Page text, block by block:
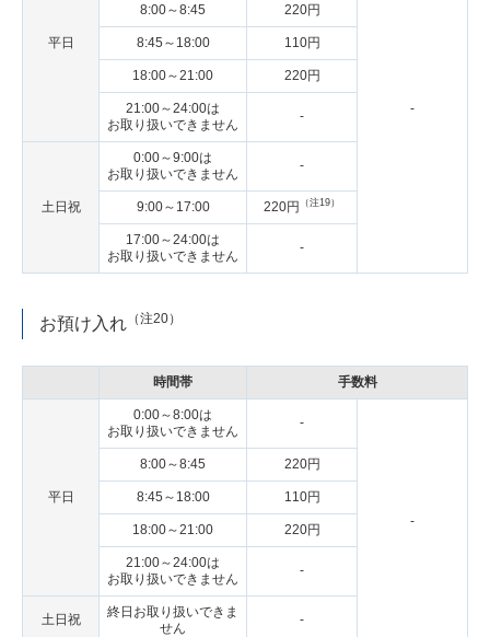
平日
-
8:00～8:45 220円
8:45～18:00 110円
18:00～21:00 220円
21:00～24:00は
お取り扱いできません
-
土日祝
0:00～9:00は
お取り扱いできません
-
9:00～17:00 220円 （注19）
17:00～24:00は
お取り扱いできません
-
お預け入れ （注20）
時間帯 手数料
平日
0:00～8:00は
お取り扱いできません
-
-
8:00～8:45 220円
8:45～18:00 110円
18:00～21:00 220円
21:00～24:00は
お取り扱いできません
-
土日祝
終日お取り扱いできま
せん
-